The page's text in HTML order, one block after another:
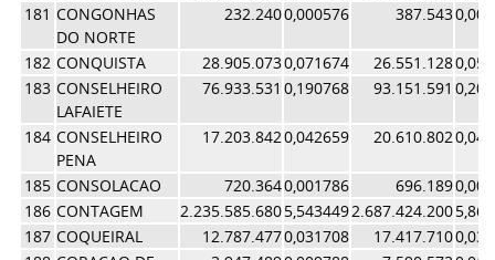
181 CONGONHAS
DO NORTE
232.2400,000576 387.543
182 CONQUISTA 28.905.0730,071674 26.551.128
183 CONSELHEIRO
LAFAIETE
76.933.531 0,190768 93.151.591
184 CONSELHEIRO
PENA
17.203.8420,042659 20.610.802
185 CONSOLACAO 720.3640,001786 696.189
186 CONTAGEM 2.235.585.6805,5434492.687.424.200
187 COQUEIRAL 12.787.4770,031708 17.417.710